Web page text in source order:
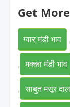
Get
ग्वार मंडी भाव ,
, मक्का मंडी भाव
, साबुत मसूर